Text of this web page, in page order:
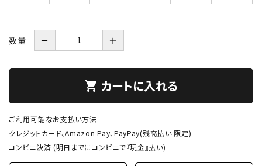
数量 － ＋
shopping_cart カートに入れる
ご利用可能なお支払い方法
クレジットカード、Amazon Pay、PayPay(残高払い 限定)
コンビニ決済 (明日までにコンビニで『現金』払い)